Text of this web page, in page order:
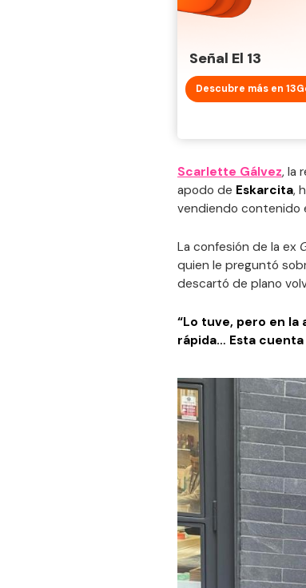
Señal El 13
Descubre más en
Scarlette Gálvez, la
apodo de Eskarcita,
vendiendo contenido
La confesión de la ex
quien le preguntó
descartó de plano
“Lo tuve, pero en la
rápida… Esta